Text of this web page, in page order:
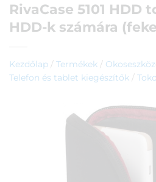
RivaCase 5101 HDD
HDD-k számára
Kezdőlap / Termékek /
Telefon és tablet kiegészítők /